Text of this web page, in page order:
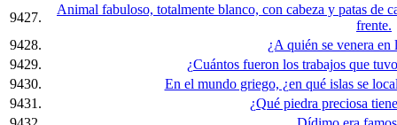
9427.
Animal fabuloso, totalmente blanco, con cabeza y patas de
frente.
9428.
¿A quién se venera en
9429.
¿Cuántos fueron los trabajos que
9430.
En el mundo griego, ¿en qué islas se
9431.
¿Qué piedra preciosa